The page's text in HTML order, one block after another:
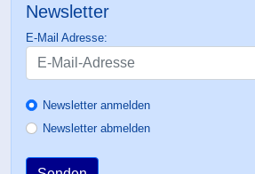
Newsletter
E-Mail Adresse:
Newsletter anmelden
Newsletter abmelden